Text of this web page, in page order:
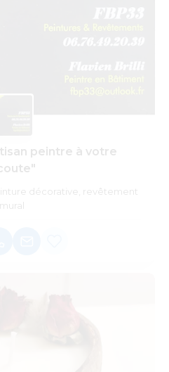
peintre à votre
décorative, revêtement
mural